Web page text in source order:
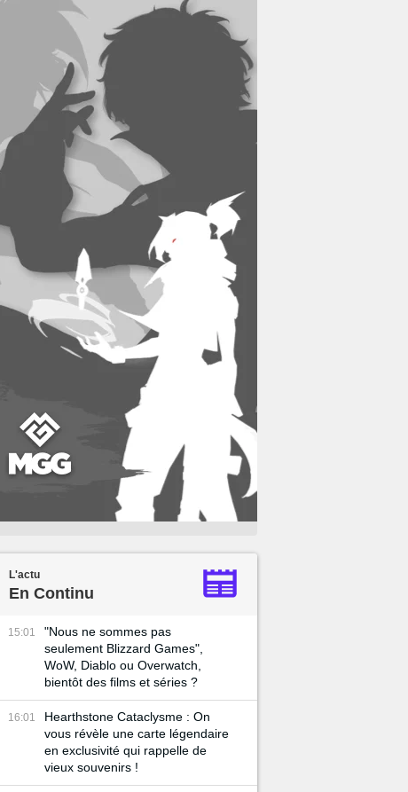
L'actu
En Continu
15:01
"Nous ne sommes pas
seulement Blizzard Games",
WoW, Diablo ou Overwatch,
bientôt des films et séries ?
16:01
Hearthstone Cataclysme : On
vous révèle une carte légendaire
en exclusivité qui rappelle de
vieux souvenirs !